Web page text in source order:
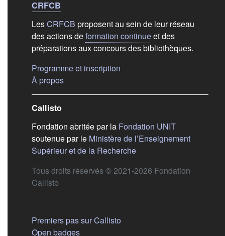
Liens de bas de
CRFCB
LesCRFCB proposent au sein de leur réseau
des actions deformation continueet des
préparations aux concours des bibliothèques.
Programme et inscription
À propos(s'ouvre dans un nouvel onglet)
Callisto
Fondation abritée par la Fondation UNIT(s'ouvre
soutenue par le Ministère de l’Enseignement
Supérieur et de la Recherche(s'ouvre dans un nouvel
Tous droits réservés © 2021-2026 Fondation
Callisto
Premiers pas sur Callisto
Open badges